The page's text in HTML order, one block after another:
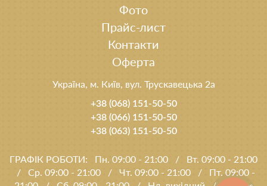
Фото
Прайс-лист
Контакти
Оферта
Україна, м. Київ, вул. Трускавецька 2а
+38 (068) 151-50-50
+38 (066) 151-50-50
+38 (063) 151-50-50
ГРАФІК РОБОТИ: Пн. 09:00 - 21:00 /
Вт. 09:00 - 21:00
/
Ср. 09:00 - 21:00 / Чт. 09:00 - 21:00 /
Пт. 09:00 -